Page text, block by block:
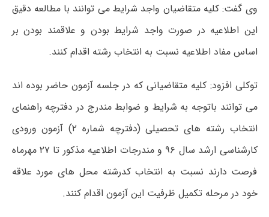
وی گفت: کلیه متقاضیان واجد شرایط می توانند با مطالعه دقیق
این اطلاعیه در صورت واجد شرایط بودن و علاقمند بودن بر
اساس مفاد اطلاعیه نسبت به انتخاب رشته اقدام کنند.
توکلی افزود: کلیه متقاضیانی که در جلسه آزمون حاضر بوده اند
می توانند باتوجه به شرایط و ضوابط مندرج در دفترچه راهنمای
انتخاب رشته های تحصیلی (دفترچه شماره ۲) آزمون ورودی
کارشناسی ارشد سال ۹۶ و مندرجات اطلاعیه مذکور تا ۲۷ مهرماه
فرصت دارند نسبت به انتخاب کدرشته محل های مورد علاقه
خود در مرحله تکمیل ظرفیت این آزمون اقدام کنند.